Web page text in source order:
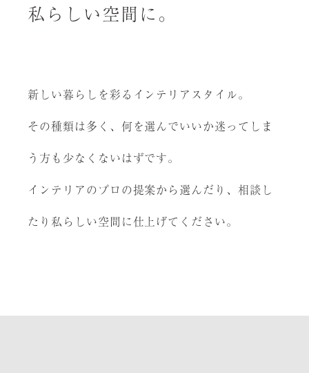
私らしい空間に。
新しい暮らしを彩るインテリアスタイル。
その種類は多く、何を選んでいいか迷ってしま
う方も少なくないはずです。
インテリアのプロの提案から選んだり、相談し
たり 私らしい空間に仕上げてください。